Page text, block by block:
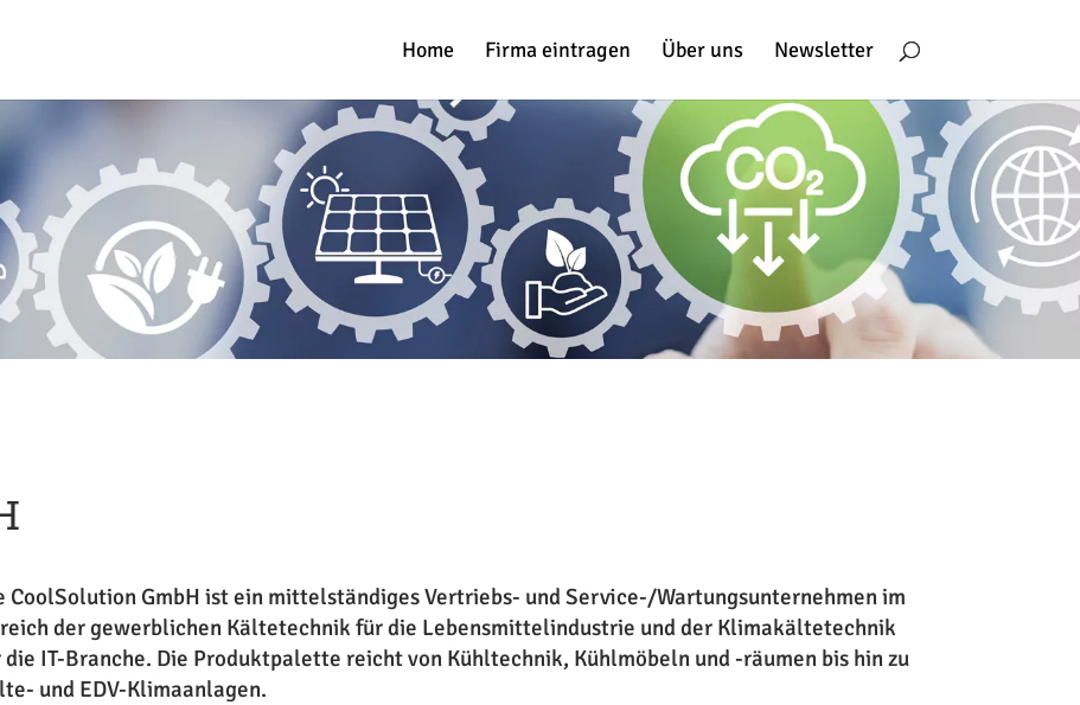
Home Firma eintragen Über uns Newsletter
CoolSolution GmbH ist ein mittelständiges Vertriebs- und Service-/Wartungsunternehmen im
der gewerblichen Kältetechnik für die Lebensmittelindustrie und der Klimakältetechnik
die IT-Branche. Die Produktpalette reicht von Kühltechnik, Kühlmöbeln und -räumen bis hin zu
und EDV-Klimaanlagen.